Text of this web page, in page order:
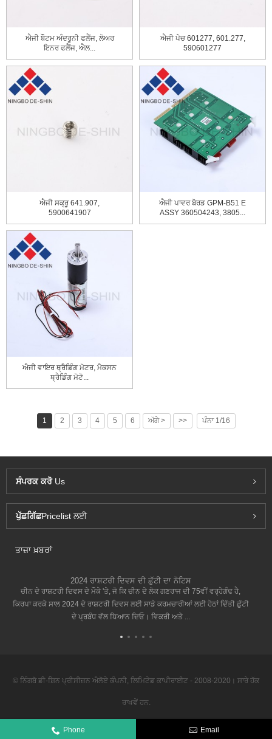
ਐਜੀ ਬੌਟਮ ਅੰਦਰੂਨੀ ਫਲੈਂਜ, ਲੋਅਰ
ਇਨਰ ਫਲੈਂਜ, ਐਲ...
ਐਜੀ ਪੇਚ 601277, 601.277,
590601277
ਐਜੀ ਸਕ੍ਰੂ 641.907,
5900641907
ਐਜੀ ਪਾਵਰ ਬੋਰਡ GPM-B51 E
ASSY 360504243, 3805...
ਐਜੀ ਵਾਇਰ ਥ੍ਰੈਡਿੰਗ ਮੋਟਰ, ਮੈਕਸਨ
ਥ੍ਰੈਡਿੰਗ ਮੋਟੋ...
1 2 3 4 5 6 ਅੱਗੇ > >> ਪੰਨਾ 1/16
ਸੰਪਰਕ ਕਰੋUs
ਪੁੱਛਗਿੱਛPricelist ਲਈ
ਤਾਜ਼ਾ ਖ਼ਬਰਾਂ
2024 ਰਾਸ਼ਟਰੀ ਦਿਵਸ ਦੀ ਛੁੱਟੀ ਦਾ ਨੋਟਿਸ
ਚੀਨ ਦੇ ਰਾਸ਼ਟਰੀ ਦਿਵਸ ਦੇ ਮੌਕੇ 'ਤੇ, ਜੋ ਕਿ ਚੀਨ ਦੇ ਲੋਕ ਗਣਰਾਜ ਦੀ 75ਵੀਂ ਵਰ੍ਹੇਗੰਢ ਹੈ,
ਕਿਰਪਾ ਕਰਕੇ ਸਾਲ 2024 ਦੇ ਰਾਸ਼ਟਰੀ ਦਿਵਸ ਲਈ ਸਾਡੇ ਕਰਮਚਾਰੀਆਂ ਲਈ ਹੇਠਾਂ ਦਿੱਤੀ ਛੁੱਟੀ
ਦੇ ਪ੍ਰਬੰਧ ਵੱਲ ਧਿਆਨ ਦਿਓ। ਵਿਕਰੀ ਅਤੇ ...
© ਨਿੰਗਬੋ ਡੀ-ਸ਼ਿਨ ਪ੍ਰੀਸੀਜ਼ਨ ਐਲੋਏ ਕੰਪਨੀ, ਲਿਮਿਟੇਡ ਕਾਪੀਰਾਈਟ - 2008-2020। ਸਾਰੇ ਹੱਕ
ਰਾਖਵੇਂ ਹਨ.